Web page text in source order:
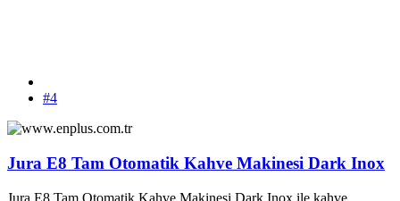
#4
Jura E8 Tam Otomatik Kahve Makinesi Dark Inox
Jura E8 Tam Otomatik Kahve Makinesi Dark Inox ile kahve